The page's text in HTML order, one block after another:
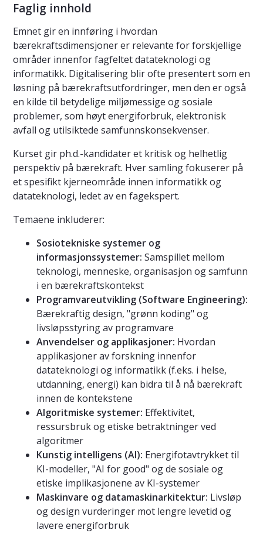
Faglig innhold
Emnet gir en innføring i hvordan
bærekraftsdimensjoner er relevante for forskjellige
områder innenfor fagfeltet datateknologi og
informatikk. Digitalisering blir ofte presentert som en
løsning på bærekraftsutfordringer, men den er også
en kilde til betydelige miljømessige og sosiale
problemer, som høyt energiforbruk, elektronisk
avfall og utilsiktede samfunnskonsekvenser.
Kurset gir ph.d.-kandidater et kritisk og helhetlig
perspektiv på bærekraft. Hver samling fokuserer på
et spesifikt kjerneområde innen informatikk og
datateknologi, ledet av en fagekspert.
Temaene inkluderer:
Sosiotekniske systemer og
informasjonssystemer: Samspillet mellom
teknologi, menneske, organisasjon og samfunn
i en bærekraftskontekst
Programvareutvikling (Software Engineering):
Bærekraftig design, "grønn koding" og
livsløpsstyring av programvare
Anvendelser og applikasjoner: Hvordan
applikasjoner av forskning innenfor
datateknologi og informatikk (f.eks. i helse,
utdanning, energi) kan bidra til å nå bærekraft
innen de kontekstene
Algoritmiske systemer: Effektivitet,
ressursbruk og etiske betraktninger ved
algoritmer
Kunstig intelligens (AI): Energifotavtrykket til
KI-modeller, "AI for good" og de sosiale og
etiske implikasjonene av KI-systemer
Maskinvare og datamaskinarkitektur: Livsløp
og design vurderinger mot lengre levetid og
lavere energiforbruk